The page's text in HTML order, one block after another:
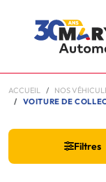
ACCUEIL
NOS
VOITURE DE
Filtres